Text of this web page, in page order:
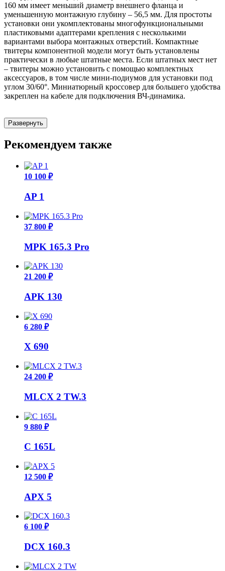
160 мм имеет меньший диаметр внешнего фланца и
уменьшенную монтажную глубину – 56,5 мм. Для простоты
установки они укомплектованы многофункциональными
пластиковыми адаптерами крепления с несколькими
вариантами выбора монтажных отверстий. Компактные
твитеры компонентной модели могут быть установлены
практически в любые штатные места. Если штатных мест нет
– твитеры можно установить с помощью комплектных
аксессуаров, в том числе мини-подиумов для установки под
углом 30/60°. Миниатюрный кроссовер для большего удобства
закреплен на кабеле для подключения ВЧ-динамика.
Развернуть
Рекомендуем также
10 100 ₽
AP 1
37 800 ₽
MPK 165.3 Pro
21 200 ₽
APK 130
6 280 ₽
X 690
24 200 ₽
MLCX 2 TW.3
9 880 ₽
C 165L
12 500 ₽
APX 5
6 100 ₽
DCX 160.3